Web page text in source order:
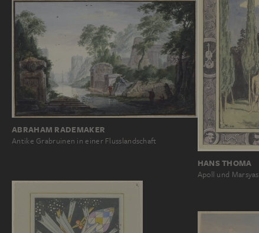
ABRAHAM RADEMAKER
Antike Grabruinen in einer Flusslandschaft
HANS THOMA
Apoll und Marsyas